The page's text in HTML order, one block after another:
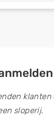
klanten
sloperij.